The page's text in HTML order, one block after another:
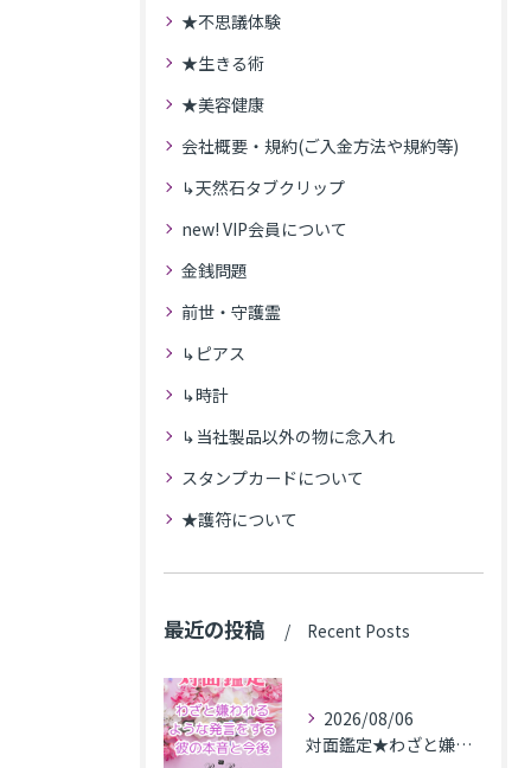
★不思議体験
★生きる術
★美容健康
会社概要・規約(ご入金方法や規約等)
↳天然石タブクリップ
new! VIP会員について
金銭問題
前世・守護霊
↳ピアス
↳時計
↳当社製品以外の物に念入れ
スタンプカードについて
★護符について
最近の投稿 Recent Posts
2026/08/06
対面鑑定★わざと嫌われるような発言をする彼の本音と今後★埼玉県M.K様